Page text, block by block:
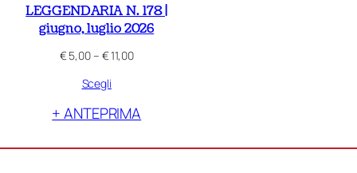
LEGGENDARIA N. 178 |
giugno, luglio 2026
€5,00– €11,00Fascia
€ 5,00
€ 11,00
Scegli
+ ANTEPRIMA